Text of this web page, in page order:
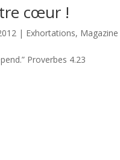
cœur !
| Exhortations, Magazine
Proverbes 4.23